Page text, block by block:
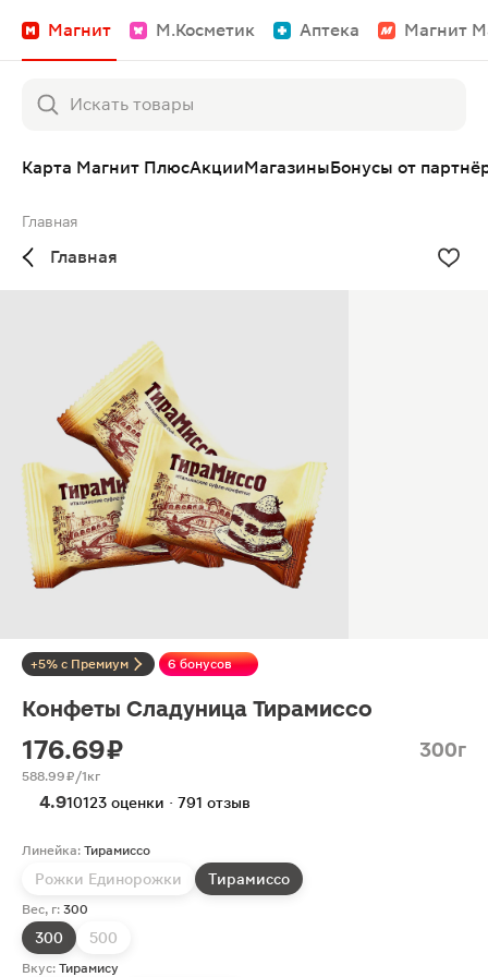
Магнит М.Косметик Аптека Магнит
Карта Магнит ПлюсАкцииМагазиныБонусы от
Главная
Главная
+5% с Премиум 6 бонусов
Конфеты Сладуница Тирамиссо
176.69 ₽ 300г
588.99 ₽/1кг
4.910123 оценки · 791 отзыв
Линейка: Тирамиссо
Рожки Единорожки Тирамиссо
Вес, г: 300
300 500
Вкус: Тирамису